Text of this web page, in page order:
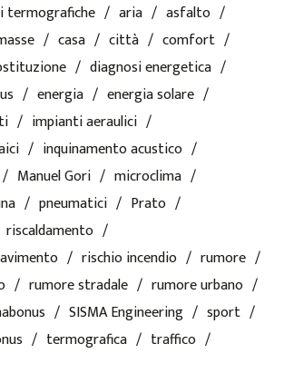
termografiche aria
asfalto
casa città
comfort
diagnosi energetica
energia
energia solare
impianti aeraulici
inquinamento acustico
Manuel Gori
microclima
pneumatici
Prato
riscaldamento
rischio incendio
rumore
rumore stradale
rumore urbano
SISMA Engineering
sport
termografica
traffico